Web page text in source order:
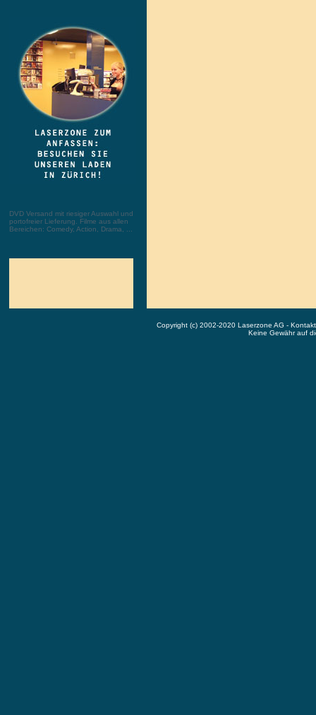
DVD Versand mit riesiger Auswahl und
portofreier Lieferung. Filme aus allen
Bereichen: Comedy, Action, Drama, ...
Copyright (c) 2002-2020 Laserzone AG -
Keine Gewähr auf